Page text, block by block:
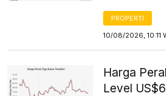
PROPERTI
10/08/2026, 10:11
Harga
Level